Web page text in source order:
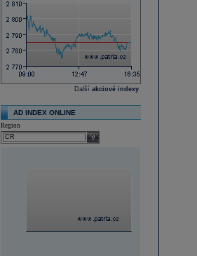
Další akciové indexy
AD INDEX ONLINE
Region
select